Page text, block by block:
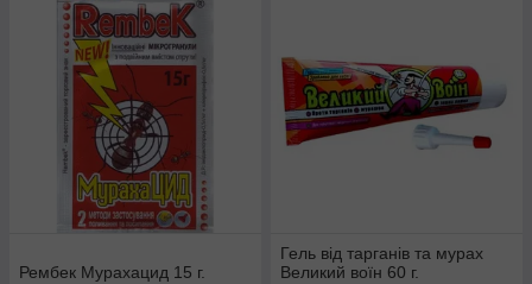
Рембек Мурахацид 15 г.
Гель від тарганів та мурах
Великий воїн 60 г.